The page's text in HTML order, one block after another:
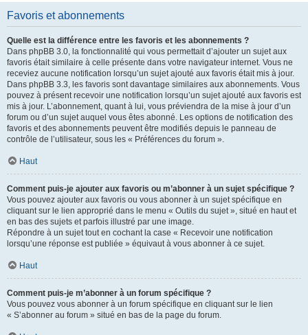
Favoris et abonnements
Quelle est la différence entre les favoris et les abonnements ?
Dans phpBB 3.0, la fonctionnalité qui vous permettait d’ajouter un sujet aux
favoris était similaire à celle présente dans votre navigateur internet. Vous ne
receviez aucune notification lorsqu’un sujet ajouté aux favoris était mis à jour.
Dans phpBB 3.3, les favoris sont davantage similaires aux abonnements. Vous
pouvez à présent recevoir une notification lorsqu’un sujet ajouté aux favoris est
mis à jour. L’abonnement, quant à lui, vous préviendra de la mise à jour d’un
forum ou d’un sujet auquel vous êtes abonné. Les options de notification des
favoris et des abonnements peuvent être modifiés depuis le panneau de
contrôle de l’utilisateur, sous les « Préférences du forum ».
Haut
Comment puis-je ajouter aux favoris ou m’abonner à un sujet spécifique ?
Vous pouvez ajouter aux favoris ou vous abonner à un sujet spécifique en
cliquant sur le lien approprié dans le menu « Outils du sujet », situé en haut et
en bas des sujets et parfois illustré par une image.
Répondre à un sujet tout en cochant la case « Recevoir une notification
lorsqu’une réponse est publiée » équivaut à vous abonner à ce sujet.
Haut
Comment puis-je m’abonner à un forum spécifique ?
Vous pouvez vous abonner à un forum spécifique en cliquant sur le lien
« S’abonner au forum » situé en bas de la page du forum.